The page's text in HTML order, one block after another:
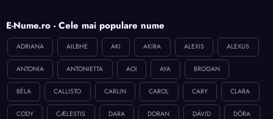
E-Nume.ro - Cele mai populare nume
ADRIANA AILBHE AKI AKIRA ALEXIS ALEXUS
ANTONIA ANTONIETTA AOI AYA BROGAN
BÉLA CALLISTO CARLIN CAROL CARY CLARA
CODY CÆLESTIS DARA DORAN DÁVID DÓRA